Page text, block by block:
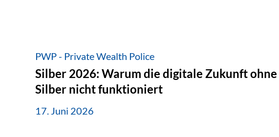
PWP - Private Wealth Police
Silber 2026: Warum die digitale Zukunft ohne
Silber nicht funktioniert
17. Juni 2026